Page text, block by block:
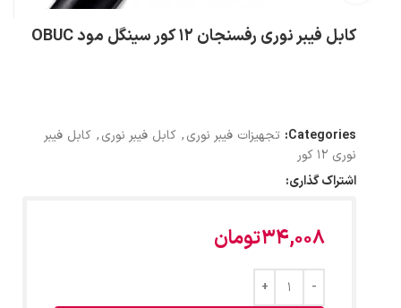
کابل فیبر نوری رفسنجان 12 کور سینگل مود OBUC
Categories: تجهیزات فیبر نوری, کابل فیبر نوری, کابل فیبر
نوری 12 کور
اشتراک گذاری:
34,008تومان